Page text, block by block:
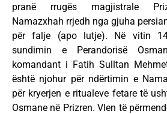
pranë rrugës magjistrale
Namazxhah rrjedh nga gjuha
për falje (apo lutje). Në vitin
sundimin e Perandorisë
komandant i Fatih Sulltan
është njohur për ndërtimin e
për kryerjen e ritualeve fetare të
Osmane në Prizren. Vlen të